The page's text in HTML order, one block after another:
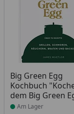
Big Green Egg
Kochbuch
dem Big Green
Produkt am Lager
Am Lager